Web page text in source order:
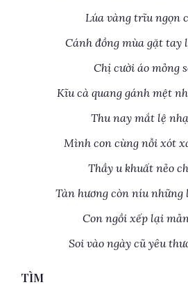
Lúa vàng trĩu ngọn
Cánh đồng mùa gặt tay
Chị cười áo mỏng
Kĩu cà quang gánh mệt
Thu nay mắt lệ
Mình con cùng nỗi xót
Thầy u khuất nẻo
Tàn hương còn níu những
Con ngồi xếp lại
Soi vào ngày cũ yêu
TÌM